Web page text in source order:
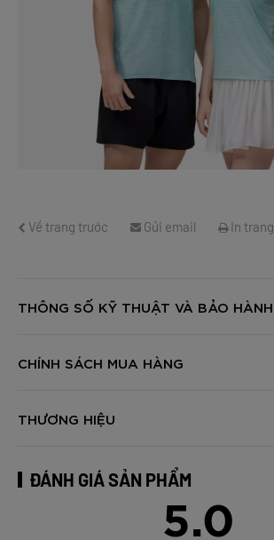
Về trang trước Gửi email In trang
THÔNG SỐ KỸ THUẬT VÀ BẢO HÀNH
CHÍNH SÁCH MUA HÀNG
THƯƠNG HIỆU
ĐÁNH GIÁ SẢN PHẨM
5.0